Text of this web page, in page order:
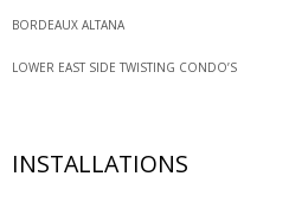
BORDEAUX ALTANA
LOWER EAST SIDE TWISTING CONDO’S
INSTALLATIONS